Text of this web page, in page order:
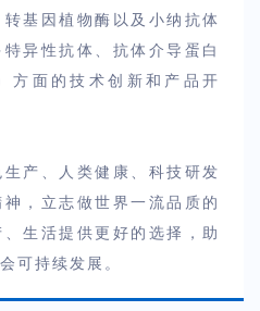
基因植物酶以及小纳抗体
特异性抗体、抗体介导蛋白
方面的技术创新和产品开
产、人类健康、科技研发
，立志做世界一流品质的
生活提供更好的选择，助
可持续发展。